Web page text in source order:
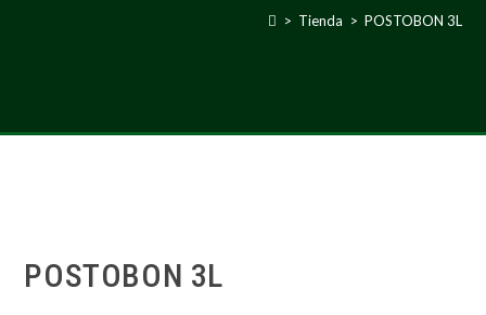
> Tienda > POSTOBON 3L
POSTOBON 3L